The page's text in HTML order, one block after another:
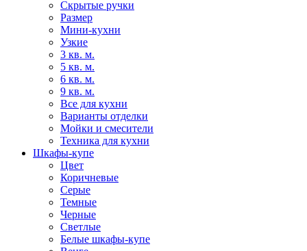
Скрытые ручки
Размер
Мини-кухни
Узкие
3 кв. м.
5 кв. м.
6 кв. м.
9 кв. м.
Все для кухни
Варианты отделки
Мойки и смесители
Техника для кухни
Шкафы-купе
Цвет
Коричневые
Серые
Темные
Черные
Светлые
Белые шкафы-купе